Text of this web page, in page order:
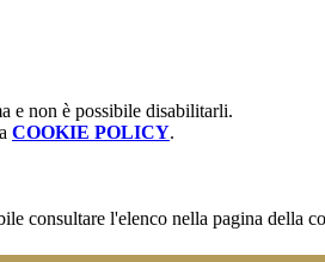
e non è possibile disabilitarli.
COOKIE POLICY.
consultare l'elenco nella pagina della